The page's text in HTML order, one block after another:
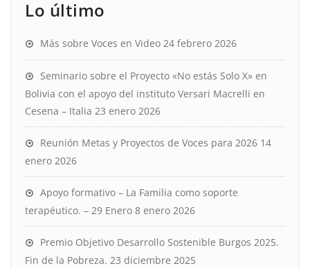
Lo último
Más sobre Voces en Video 24 febrero 2026
Seminario sobre el Proyecto «No estás Solo X» en
Bolivia con el apoyo del instituto Versari Macrelli en
Cesena – Italia 23 enero 2026
Reunión Metas y Proyectos de Voces para 2026 14
enero 2026
Apoyo formativo – La Familia como soporte
terapéutico. – 29 Enero 8 enero 2026
Premio Objetivo Desarrollo Sostenible Burgos 2025.
Fin de la Pobreza. 23 diciembre 2025